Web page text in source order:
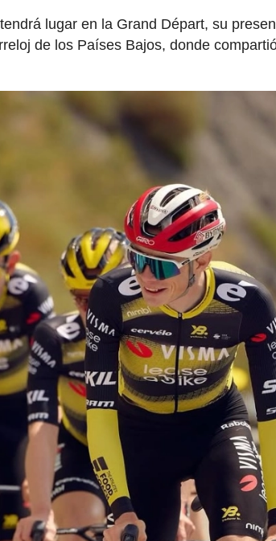
lugar en la Grand Départ, su
de los Países Bajos, donde